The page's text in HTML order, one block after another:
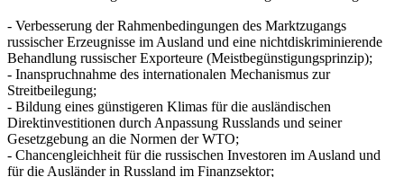
- Verbesserung der Rahmenbedingungen des Marktzugangs
russischer Erzeugnisse im Ausland und eine nichtdiskriminierende
Behandlung russischer Exporteure (Meistbegünstigungsprinzip);
- Inanspruchnahme des internationalen Mechanismus zur
Streitbeilegung;
- Bildung eines günstigeren Klimas für die ausländischen
Direktinvestitionen durch Anpassung Russlands und seiner
Gesetzgebung an die Normen der WTO;
- Chancengleichheit für die russischen Investoren im Ausland und